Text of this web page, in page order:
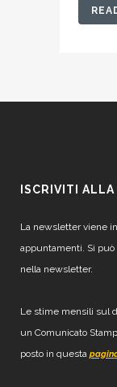
ISCRIVITI
La newsletter viene
appuntamenti. Si
nella newsletter.
Le stime mensili sul
un Comunicato
posto in questa